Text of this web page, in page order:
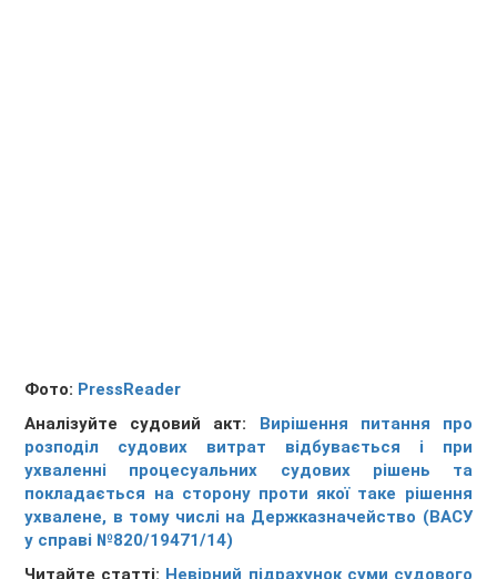
Фото: PressReader
Аналізуйте судовий акт:
Вирішення питання про
розподіл судових витрат відбувається і при
ухваленні процесуальних судових рішень та
покладається на сторону проти якої таке рішення
ухвалене, в тому числі на Держказначейство (ВАСУ
у справі №820/19471/14)
Читайте статті: Невірний підрахунок суми судового